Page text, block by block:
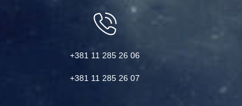
+381 11 285 26 06
+381 11 285 26 07